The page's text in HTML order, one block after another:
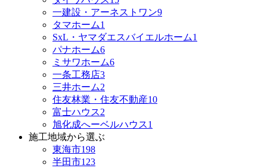
一建設・アーネストワン9
タマホーム1
SxL・ヤマダエスバイエルホーム1
パナホーム6
ミサワホーム6
一条工務店3
三井ホーム2
住友林業・住友不動産10
富士ハウス2
旭化成へーベルハウス1
施工地域から選ぶ
東海市198
半田市123